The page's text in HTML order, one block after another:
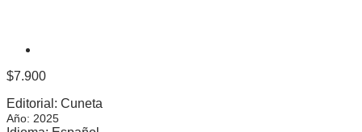
$7.900
Editorial: Cuneta
Año: 2025